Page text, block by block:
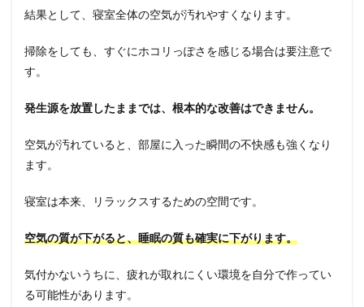
結果として、寝室全体の空気が汚れやすくなります。
掃除をしても、すぐにホコリっぽさを感じる場合は要注意で
す。
発生源を放置したままでは、根本的な改善はできません。
空気が汚れていると、部屋に入った瞬間の不快感も強くなり
ます。
寝室は本来、リラックスするための空間です。
空気の質が下がると、睡眠の質も確実に下がります。
気付かないうちに、疲れが取れにくい環境を自分で作ってい
る可能性があります。